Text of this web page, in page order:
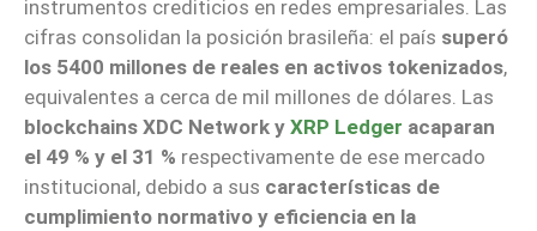
instrumentos crediticios en redes empresariales. Las
cifras consolidan la posición brasileña: el país superó
los 5400 millones de reales en activos tokenizados,
equivalentes a cerca de mil millones de dólares. Las
blockchains XDC Network y XRP Ledger acaparan
el 49 % y el 31 % respectivamente de ese mercado
institucional, debido a sus características de
cumplimiento normativo y eficiencia en la